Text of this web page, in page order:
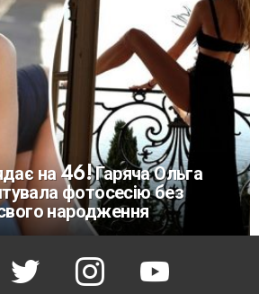
на 46! Гаряча Ольга
фотосесію без
народження
twitter instagram youtube